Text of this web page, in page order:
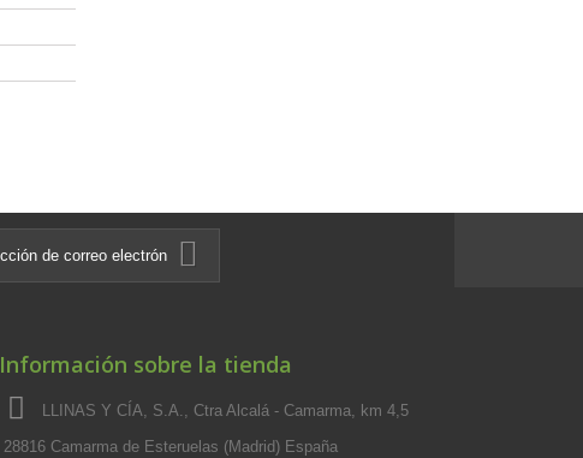
Información sobre la tienda
LLINAS Y CÍA, S.A., Ctra Alcalá - Camarma, km 4,5
28816 Camarma de Esteruelas (Madrid) España